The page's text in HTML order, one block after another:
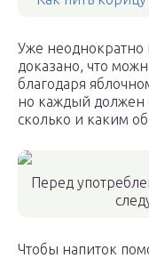
Уже неоднократно
доказано, что
благодаря
но каждый должен
сколько и каким
Перед
Чтобы напиток